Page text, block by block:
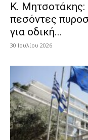
Κ. Μητσοτάκης:
πεσόντες
για οδική...
30 Ιουλίου 2026